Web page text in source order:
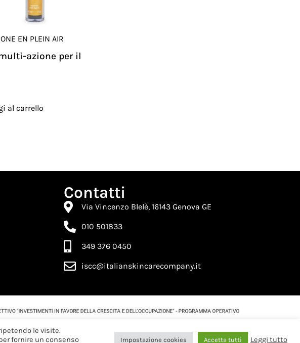
EN PLEIN AIR
azione per il
al carrello
Contatti
Via Vincenzo Blelè, 16143 Genova GE
010 501833
349 376 0450
iscc@italianskincarecompany.it
le visite.
fornire un consenso
Impostazione cookies Accetta tutti Leggi tutto